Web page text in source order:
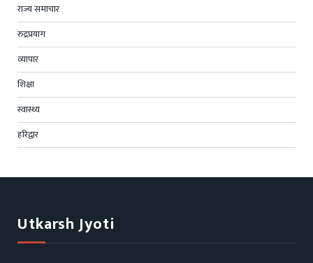
राज्य समाचार
रुद्रप्रयाग
व्यापार
शिक्षा
स्वास्थ्य
हरिद्वार
Utkarsh Jyoti